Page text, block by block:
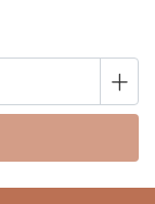
+